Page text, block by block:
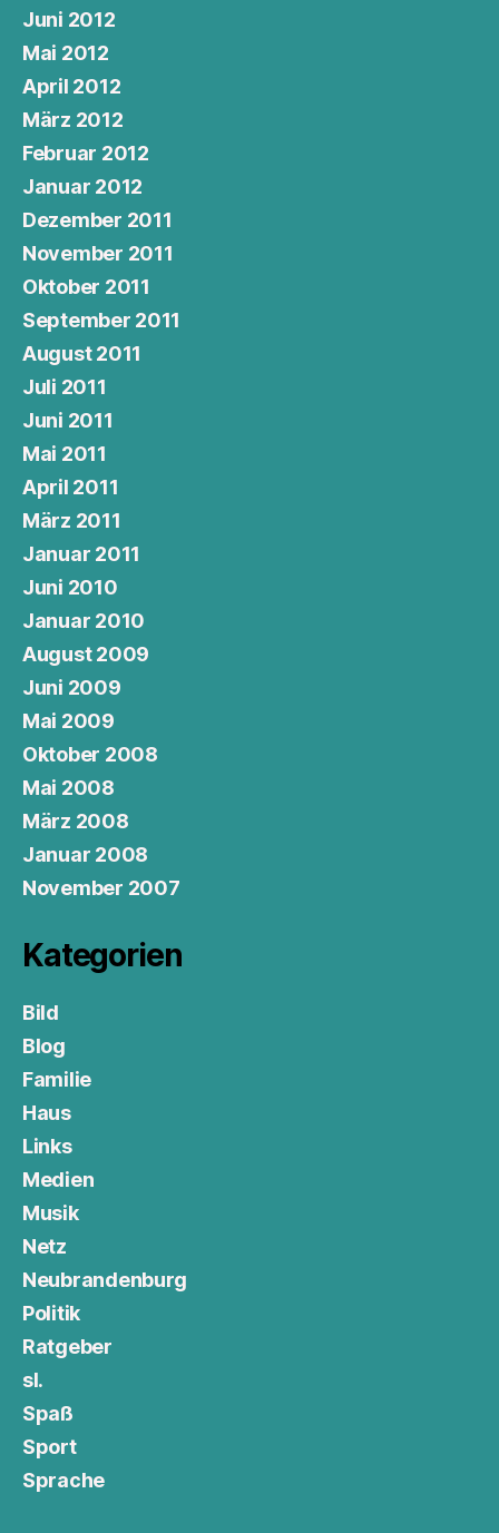
Juni 2012
Mai 2012
April 2012
März 2012
Februar 2012
Januar 2012
Dezember 2011
November 2011
Oktober 2011
September 2011
August 2011
Juli 2011
Juni 2011
Mai 2011
April 2011
März 2011
Januar 2011
Juni 2010
Januar 2010
August 2009
Juni 2009
Mai 2009
Oktober 2008
Mai 2008
März 2008
Januar 2008
November 2007
Kategorien
Bild
Blog
Familie
Haus
Links
Medien
Musik
Netz
Neubrandenburg
Politik
Ratgeber
sl.
Spaß
Sport
Sprache